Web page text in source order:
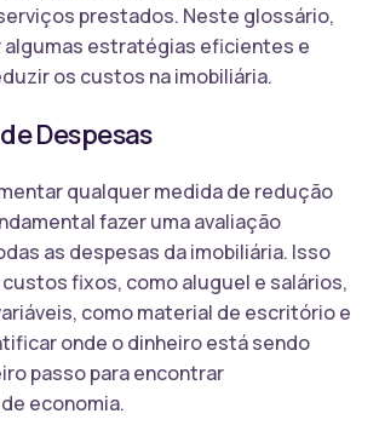
prestados. Neste glossário,
algumas estratégias eficientes e
os custos na imobiliária.
Despesas
qualquer medida de redução
fazer uma avaliação
as despesas da imobiliária. Isso
fixos, como aluguel e salários,
como material de escritório e
onde o dinheiro está sendo
passo para encontrar
economia.